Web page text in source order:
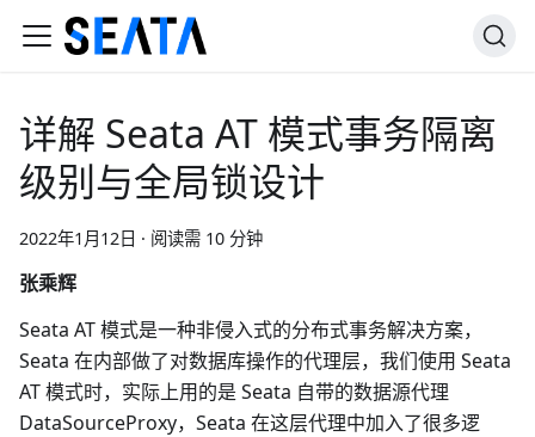
详解 Seata AT 模式事务隔离
级别与全局锁设计
2022年1月12日 · 阅读需 10 分钟
张乘辉
Seata AT 模式是一种非侵入式的分布式事务解决方案，
Seata 在内部做了对数据库操作的代理层，我们使用 Seata
AT 模式时，实际上用的是 Seata 自带的数据源代理
DataSourceProxy，Seata 在这层代理中加入了很多逻